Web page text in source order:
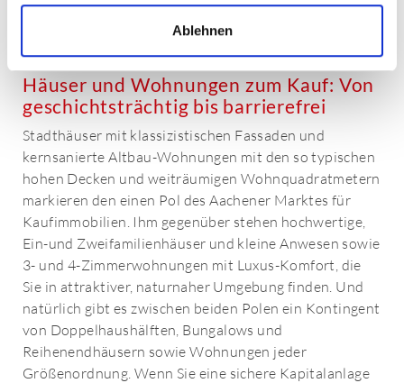
Ablehnen
Häuser und Wohnungen zum Kauf: Von
geschichtsträchtig bis barrierefrei
Stadthäuser mit klassizistischen Fassaden und
kernsanierte Altbau-Wohnungen mit den so typischen
hohen Decken und weiträumigen Wohnquadratmetern
markieren den einen Pol des Aachener Marktes für
Kaufimmobilien. Ihm gegenüber stehen hochwertige,
Ein-und Zweifamilienhäuser und kleine Anwesen sowie
3- und 4-Zimmerwohnungen mit Luxus-Komfort, die
Sie in attraktiver, naturnaher Umgebung finden. Und
natürlich gibt es zwischen beiden Polen ein Kontingent
von Doppelhaushälften, Bungalows und
Reihenendhäusern sowie Wohnungen jeder
Größenordnung. Wenn Sie eine sichere Kapitalanlage